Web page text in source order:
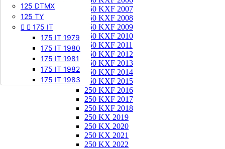
125 DTMX
125 TY
  175 IT
175 IT 1979
175 IT 1980
175 IT 1981
175 IT 1982
175 IT 1983
250 KXF 2007
250 KXF 2008
250 KXF 2009
250 KXF 2010
250 KXF 2011
250 KXF 2012
250 KXF 2013
250 KXF 2014
250 KXF 2015
250 KXF 2016
250 KXF 2017
250 KXF 2018
250 KX 2019
250 KX 2020
250 KX 2021
250 KX 2022